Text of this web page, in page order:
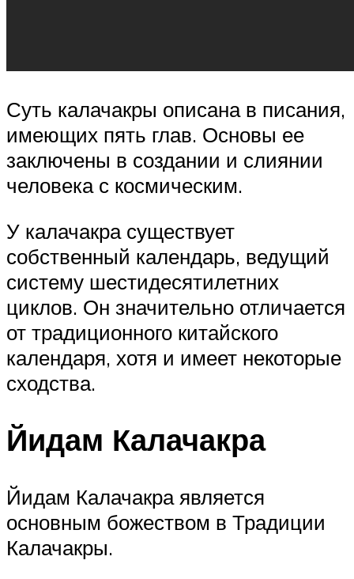
Суть калачакры описана в писания,
имеющих пять глав. Основы ее
заключены в создании и слиянии
человека с космическим.
У калачакра существует
собственный календарь, ведущий
систему шестидесятилетних
циклов. Он значительно отличается
от традиционного китайского
календаря, хотя и имеет некоторые
сходства.
Йидам Калачакра
Йидам Калачакра является
основным божеством в Традиции
Калачакры.